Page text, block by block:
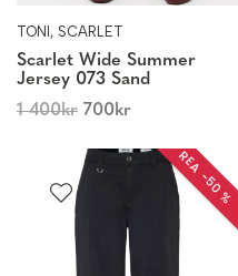
TONI, SCARLET
Scarlet Wide Summer
Jersey 073 Sand
1 400kr 700kr
REA −50 %